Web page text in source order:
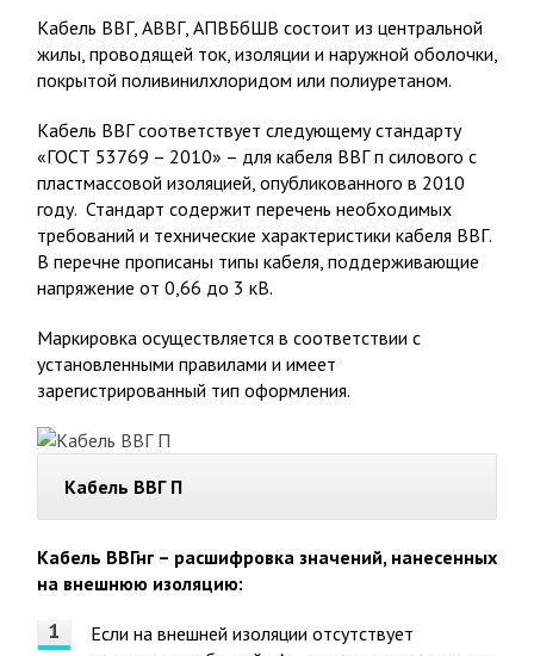
Кабель ВВГ, АВВГ, АПВБбШВ состоит из центральной
жилы, проводящей ток, изоляции и наружной оболочки,
покрытой поливинилхлоридом или полиуретаном.
Кабель ВВГ соответствует следующему стандарту
«ГОСТ 53769 – 2010» – для кабеля ВВГ п силового с
пластмассовой изоляцией, опубликованного в 2010
году. Стандарт содержит перечень необходимых
требований и технические характеристики кабеля ВВГ.
В перечне прописаны типы кабеля, поддерживающие
напряжение от 0,66 до 3 кВ.
Маркировка осуществляется в соответствии с
установленными правилами и имеет
зарегистрированный тип оформления.
Кабель ВВГ П
Кабель ВВГнг – расшифровка значений, нанесенных
на внешнюю изоляцию:
Если на внешней изоляции отсутствует